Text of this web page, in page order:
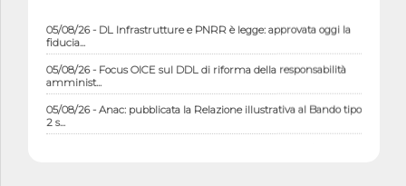
05/08/26 - DL Infrastrutture e PNRR è legge: approvata oggi la
fiducia...
05/08/26 - Focus OICE sul DDL di riforma della responsabilità
amminist...
05/08/26 - Anac: pubblicata la Relazione illustrativa al Bando tipo
2 s...